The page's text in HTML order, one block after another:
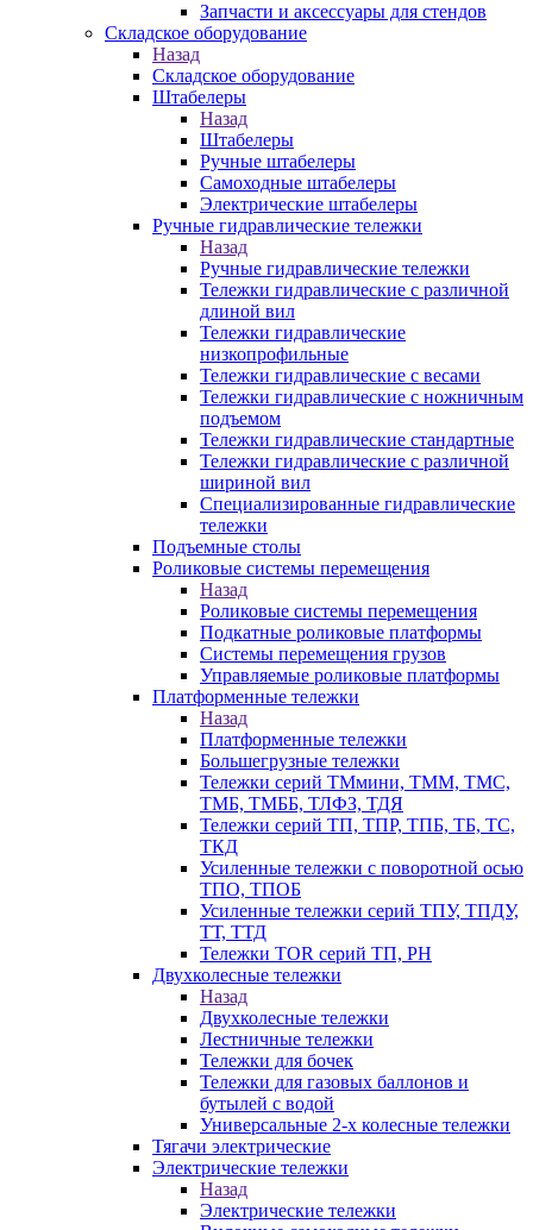
Запчасти и аксессуары для стендов
Складское оборудование
Назад
Складское оборудование
Штабелеры
Назад
Штабелеры
Ручные штабелеры
Самоходные штабелеры
Электрические штабелеры
Ручные гидравлические тележки
Назад
Ручные гидравлические тележки
Тележки гидравлические с различной
длиной вил
Тележки гидравлические
низкопрофильные
Тележки гидравлические с весами
Тележки гидравлические с ножничным
подъемом
Тележки гидравлические стандартные
Тележки гидравлические с различной
шириной вил
Специализированные гидравлические
тележки
Подъемные столы
Роликовые системы перемещения
Назад
Роликовые системы перемещения
Подкатные роликовые платформы
Системы перемещения грузов
Управляемые роликовые платформы
Платформенные тележки
Назад
Платформенные тележки
Большегрузные тележки
Тележки серий ТМмини, ТММ, ТМС,
ТМБ, ТМББ, ТЛФЗ, ТДЯ
Тележки серий ТП, ТПР, ТПБ, ТБ, ТС,
ТКД
Усиленные тележки с поворотной осью
ТПО, ТПОБ
Усиленные тележки серий ТПУ, ТПДУ,
ТТ, ТТД
Тележки TOR серий ТП, PH
Двухколесные тележки
Назад
Двухколесные тележки
Лестничные тележки
Тележки для бочек
Тележки для газовых баллонов и
бутылей с водой
Универсальные 2-х колесные тележки
Тягачи электрические
Электрические тележки
Назад
Электрические тележки